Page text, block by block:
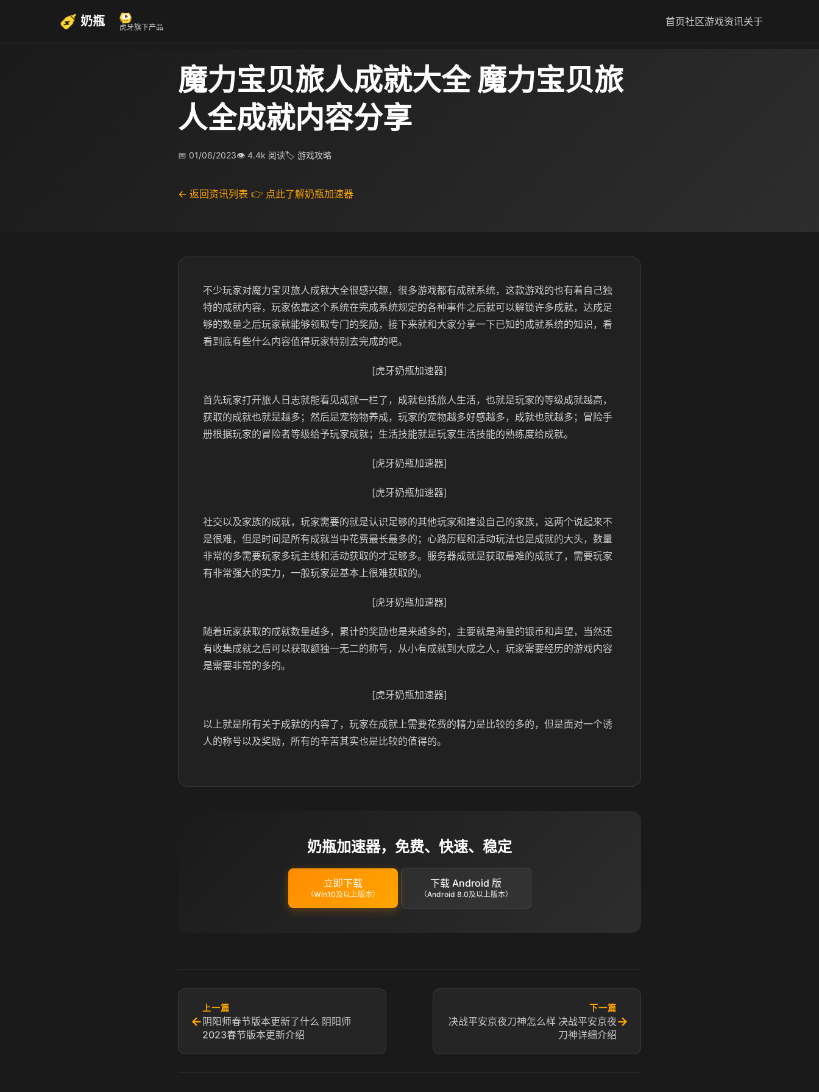
奶瓶 虎牙旗下产品 首页社区游戏资讯关于
魔力宝贝旅人成就大全 魔力宝贝旅
人全成就内容分享
📅 01/06/2023👁 4.4k 阅读🏷 游戏攻略
← 返回资讯列表 👉 点此了解奶瓶加速器
不少玩家对魔力宝贝旅人成就大全很感兴趣，很多游戏都有成就系统，这款游戏的也有着自己独
特的成就内容，玩家依靠这个系统在完成系统规定的各种事件之后就可以解锁许多成就，达成足
够的数量之后玩家就能够领取专门的奖励，接下来就和大家分享一下已知的成就系统的知识，看
看到底有些什么内容值得玩家特别去完成的吧。
[虎牙奶瓶加速器]
首先玩家打开旅人日志就能看见成就一栏了，成就包括旅人生活，也就是玩家的等级成就越高，
获取的成就也就是越多；然后是宠物物养成，玩家的宠物越多好感越多，成就也就越多；冒险手
册根据玩家的冒险者等级给予玩家成就；生活技能就是玩家生活技能的熟练度给成就。
[虎牙奶瓶加速器]
[虎牙奶瓶加速器]
社交以及家族的成就，玩家需要的就是认识足够的其他玩家和建设自己的家族，这两个说起来不
是很难，但是时间是所有成就当中花费最长最多的；心路历程和活动玩法也是成就的大头，数量
非常的多需要玩家多玩主线和活动获取的才足够多。服务器成就是获取最难的成就了，需要玩家
有非常强大的实力，一般玩家是基本上很难获取的。
[虎牙奶瓶加速器]
随着玩家获取的成就数量越多，累计的奖励也是来越多的，主要就是海量的银币和声望，当然还
有收集成就之后可以获取额独一无二的称号，从小有成就到大成之人，玩家需要经历的游戏内容
是需要非常的多的。
[虎牙奶瓶加速器]
以上就是所有关于成就的内容了，玩家在成就上需要花费的精力是比较的多的，但是面对一个诱
人的称号以及奖励，所有的辛苦其实也是比较的值得的。
奶瓶加速器，免费、快速、稳定
立即下载
（Win10及以上版本）
下载 Android 版
（Android 8.0及以上版本）
←
上一篇
阴阳师春节版本更新了什么 阴阳师
2023春节版本更新介绍
下一篇
决战平安京夜刀神怎么样 决战平安京夜
刀神详细介绍
→